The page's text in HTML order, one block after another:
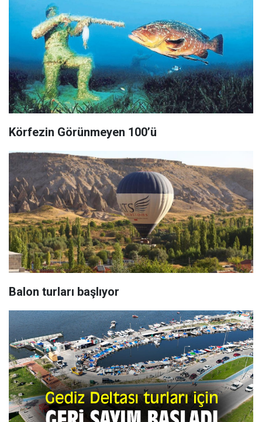
Körfezin Görünmeyen 100’ü
Balon turları başlıyor